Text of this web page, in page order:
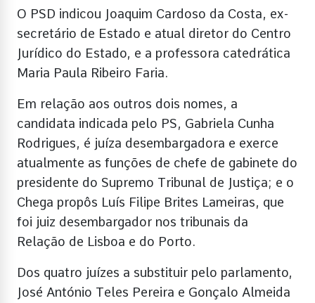
O PSD indicou Joaquim Cardoso da Costa, ex-
secretário de Estado e atual diretor do Centro
Jurídico do Estado, e a professora catedrática
Maria Paula Ribeiro Faria.
Em relação aos outros dois nomes, a
candidata indicada pelo PS, Gabriela Cunha
Rodrigues, é juíza desembargadora e exerce
atualmente as funções de chefe de gabinete do
presidente do Supremo Tribunal de Justiça; e o
Chega propôs Luís Filipe Brites Lameiras, que
foi juiz desembargador nos tribunais da
Relação de Lisboa e do Porto.
Dos quatro juízes a substituir pelo parlamento,
José António Teles Pereira e Gonçalo Almeida